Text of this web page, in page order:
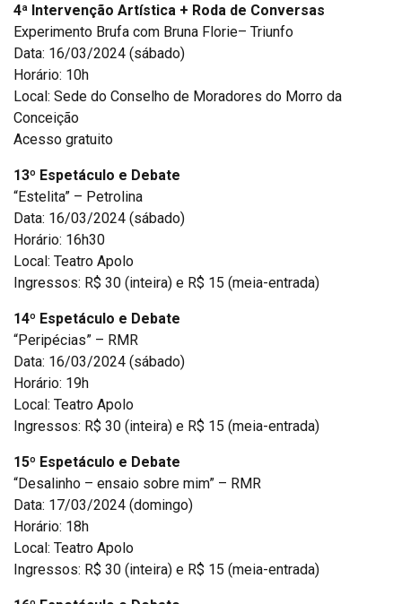
4ª Intervenção Artística + Roda de Conversas
Experimento Brufa com Bruna Florie– Triunfo
Data: 16/03/2024 (sábado)
Horário: 10h
Local: Sede do Conselho de Moradores do Morro da
Conceição
Acesso gratuito
13º Espetáculo e Debate
“Estelita” – Petrolina
Data: 16/03/2024 (sábado)
Horário: 16h30
Local: Teatro Apolo
Ingressos: R$ 30 (inteira) e R$ 15 (meia-entrada)
14º Espetáculo e Debate
“Peripécias” – RMR
Data: 16/03/2024 (sábado)
Horário: 19h
Local: Teatro Apolo
Ingressos: R$ 30 (inteira) e R$ 15 (meia-entrada)
15º Espetáculo e Debate
“Desalinho – ensaio sobre mim” – RMR
Data: 17/03/2024 (domingo)
Horário: 18h
Local: Teatro Apolo
Ingressos: R$ 30 (inteira) e R$ 15 (meia-entrada)